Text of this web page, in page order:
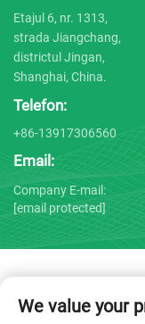
Etajul 6, nr. 1313,
strada Jiangchang,
districtul Jingan,
Shanghai, China.
Telefon:
+86-13917306560
Email:
Company E-mail:
[email protected]
We value your